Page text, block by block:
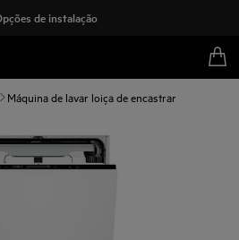
de instalação
Máquina de lavar loiça de encastrar